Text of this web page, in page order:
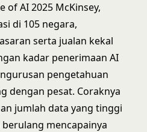
of AI 2025 McKinsey,
di 105 negara,
serta jualan kekal
kadar penerimaan AI
pengetahuan
dengan pesat. Coraknya
jumlah data yang tinggi
mencapainya